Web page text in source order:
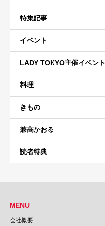
特集記事
イベント
LADY TOKYO主催イベント
料理
きもの
兼高かおる
読者特典
MENU
会社概要